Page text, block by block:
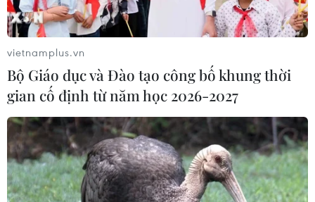
TIN CÙNG CHUYÊN MỤC
Bộ Giáo dục và Đào tạo
năm học
07/08/2026 23:54
7 học sinh đội tuyển Việt Nam đoạt
vietnamplus.vn
Bộ Giáo dục và Đào tạo công bố khung thời
gian cố định từ năm học 2026-2027